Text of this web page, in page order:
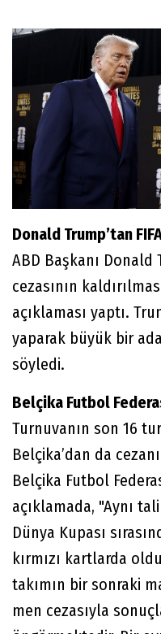
Donald Trump’tan
ABD Başkanı Donald
cezasının
açıklaması yaptı.
yaparak büyük bir
söyledi.
Belçika Futbol
Turnuvanın son 16
Belçika’dan da
Belçika Futbol
açıklamada, "Aynı
Dünya Kupası
kırmızı kartlarda
takımın bir sonraki
men cezasıyla